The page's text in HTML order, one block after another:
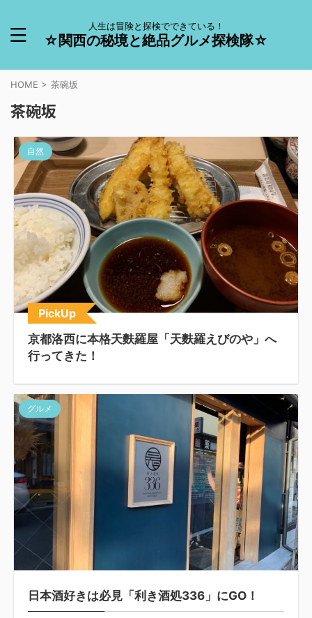
人生は冒険と探検でできている！
☆関西の秘境と絶品グルメ探検隊☆
HOME > 茶碗坂
茶碗坂
自然
PickUp
京都洛西に本格天麩羅屋「天麩羅えびのや」へ
行ってきた！
グルメ
日本酒好きは必見「利き酒処336」にGO！